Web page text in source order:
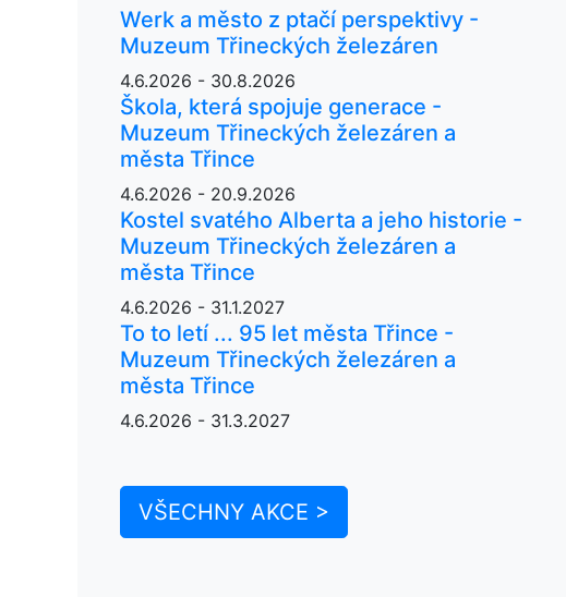
Werk a město z ptačí perspektivy -
Muzeum Třineckých železáren
4.6.2026 - 30.8.2026
Škola, která spojuje generace -
Muzeum Třineckých železáren a
města Třince
4.6.2026 - 20.9.2026
Kostel svatého Alberta a jeho historie -
Muzeum Třineckých železáren a
města Třince
4.6.2026 - 31.1.2027
To to letí ... 95 let města Třince -
Muzeum Třineckých železáren a
města Třince
4.6.2026 - 31.3.2027
VŠECHNY AKCE >